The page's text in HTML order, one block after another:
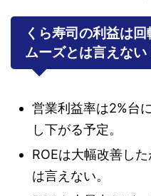
くら寿司の利益は
ムーズとは言えない
営業利益率は2%台
し下がる予定。
ROEは大幅改善し
は言えない。